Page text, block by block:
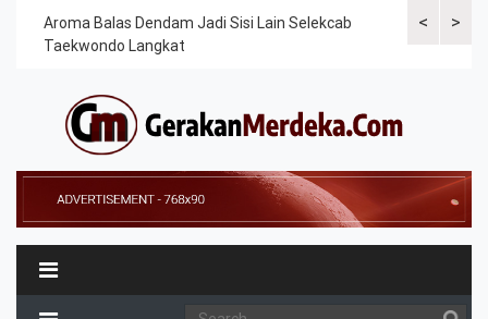
<
Aroma Balas Dendam Jadi Sisi Lain Selekcab
Taekwondo Langkat
>